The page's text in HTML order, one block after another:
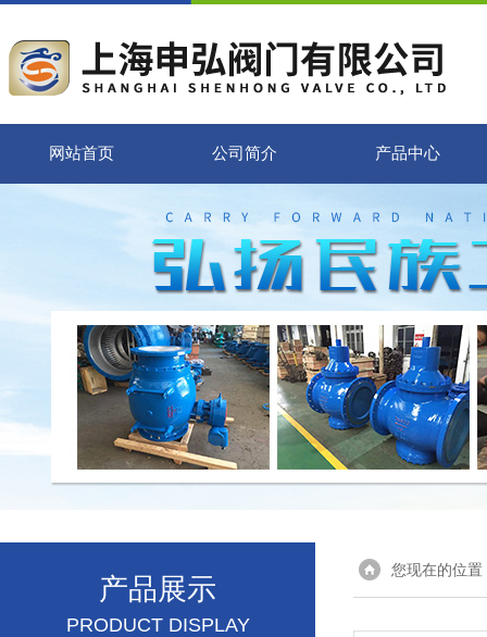
网站首页 公司简介 产品中心
产品展示
PRODUCT DISPLAY
您现在的位置